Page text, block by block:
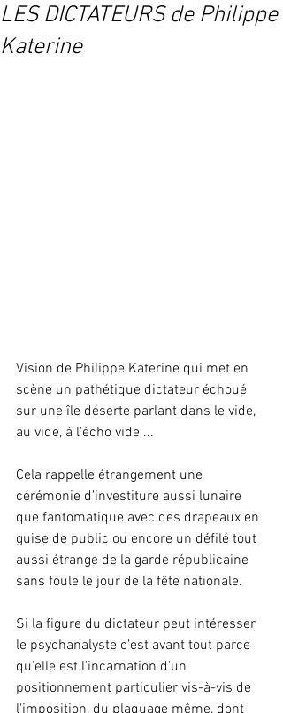
LES DICTATEURS de Philippe
Katerine
Vision de Philippe Katerine qui met en
scène un pathétique dictateur échoué
sur une île déserte parlant dans le vide,
au vide, à l'écho vide ...
Cela rappelle étrangement une
cérémonie d'investiture aussi lunaire
que fantomatique avec des drapeaux en
guise de public ou encore un défilé tout
aussi étrange de la garde républicaine
sans foule le jour de la fête nationale.
Si la figure du dictateur peut intéresser
le psychanalyste c'est avant tout parce
qu'elle est l'incarnation d'un
positionnement particulier vis-à-vis de
l'imposition, du plaquage même, dont